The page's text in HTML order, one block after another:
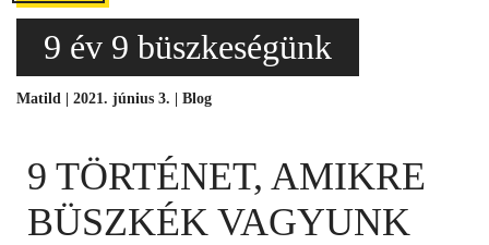
9 év 9 büszkeségünk
Matild | 2021. június 3. | Blog
9 TÖRTÉNET, AMIKRE
BÜSZKÉK VAGYUNK